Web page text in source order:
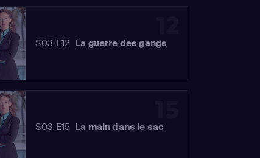
S03 E12 La guerre des gangs
S03 E15 La main dans le sac